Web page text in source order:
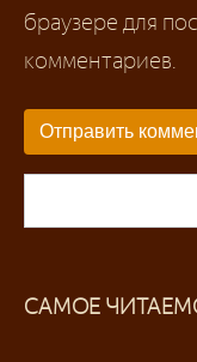
браузере для
комментариев.
САМОЕ